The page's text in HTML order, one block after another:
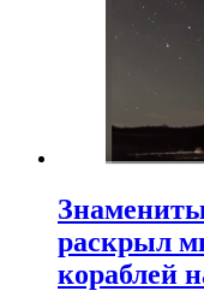
раскрыл
кораблей